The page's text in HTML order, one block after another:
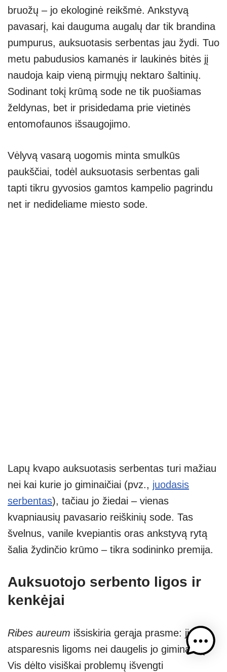
bruožų – jo ekologinė reikšmė. Ankstyvą
pavasarį, kai dauguma augalų dar tik brandina
pumpurus, auksuotasis serbentas jau žydi. Tuo
metu pabudusios kamanės ir laukinės bitės jį
naudoja kaip vieną pirmųjų nektaro šaltinių.
Sodinant tokį krūmą sode ne tik puošiamas
želdynas, bet ir prisidedama prie vietinės
entomofaunos išsaugojimo.
Vėlyvą vasarą uogomis minta smulkūs
paukščiai, todėl auksuotasis serbentas gali
tapti tikru gyvosios gamtos kampelio pagrindu
net ir nedideliame miesto sode.
Lapų kvapo auksuotasis serbentas turi mažiau
nei kai kurie jo giminaičiai (pvz., juodasis
serbentas), tačiau jo žiedai – vienas
kvapniausių pavasario reiškinių sode. Tas
švelnus, vanile kvepiantis oras ankstyvą rytą
šalia žydinčio krūmo – tikra sodininko premija.
Auksuotojo serbento ligos ir
kenkėjai
Ribes aureum išsiskiria gerąja prasme: jis
atsparesnis ligoms nei daugelis jo giminaičių.
Vis dėlto visiškai problemų išvengti